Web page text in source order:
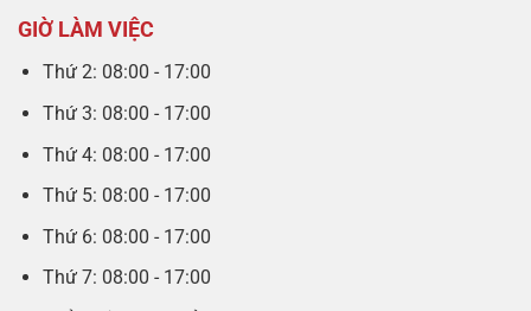
GIỜ LÀM VIỆC
Thứ 2: 08:00 - 17:00
Thứ 3: 08:00 - 17:00
Thứ 4: 08:00 - 17:00
Thứ 5: 08:00 - 17:00
Thứ 6: 08:00 - 17:00
Thứ 7: 08:00 - 17:00